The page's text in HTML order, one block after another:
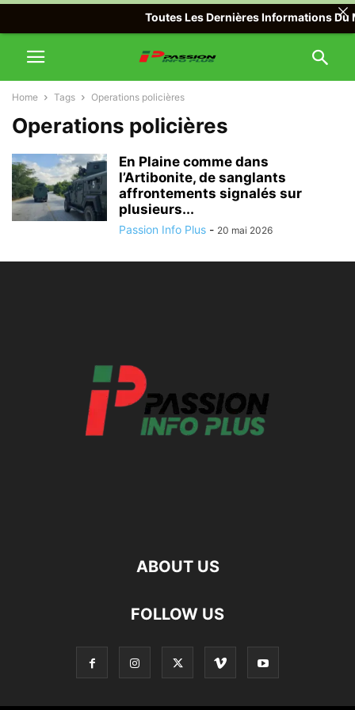
Home Tags Operations policières
Operations policières
En Plaine comme dans
l’Artibonite, de sanglants
affrontements signalés sur
plusieurs...
Passion Info Plus - 20 mai 2026
ABOUT US
FOLLOW US
Toutes Les Dernières Informations